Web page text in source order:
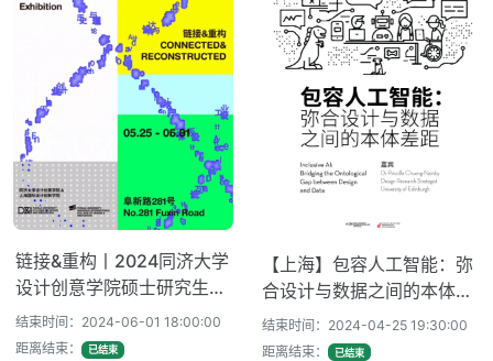
链接&重构丨2024同济大学
设计创意学院硕士研究生毕
业展
结束时间：2024-06-01 18:00:00
距离结束：
已结束
【上海】包容人工智能：弥
合设计与数据之间的本体差
距
结束时间：2024-04-25 19:30:00
距离结束：
已结束